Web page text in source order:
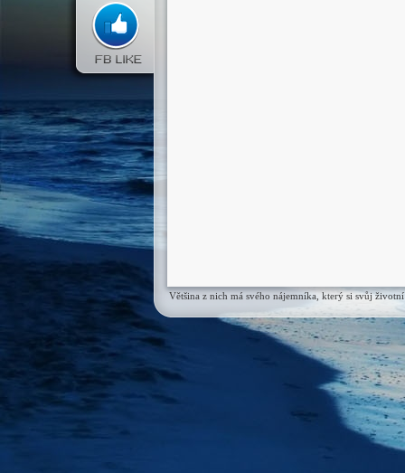
Většina z nich má svého nájemníka, který si svůj